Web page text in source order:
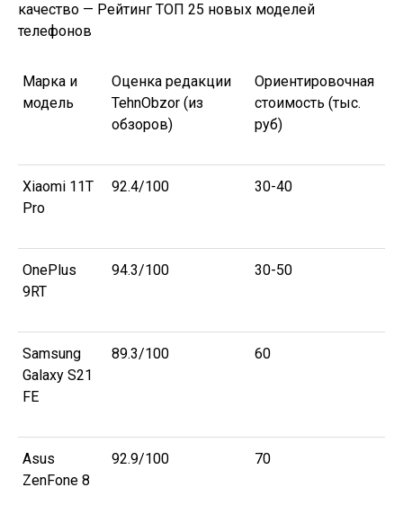
качество — Рейтинг ТОП 25 новых моделей
телефонов
Марка и
модель
Оценка редакции
TehnObzor (из
обзоров)
Ориентировочная
стоимость (тыс.
руб)
Xiaomi 11T
Pro
92.4/100 30-40
OnePlus
9RT
94.3/100 30-50
Samsung
Galaxy S21
FE
89.3/100 60
Asus
ZenFone 8
92.9/100 70